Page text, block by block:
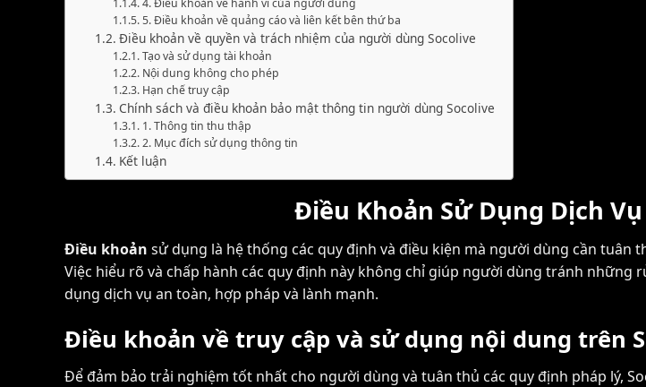
5. Điều khoản về quảng cáo và liên kết bên thứ ba
Điều khoản về quyền và trách nhiệm của người dùng Socolive
Tạo và sử dụng tài khoản
Nội dung không cho phép
Hạn chế truy cập
Chính sách và điều khoản bảo mật thông tin người dùng Socolive
1. Thông tin thu thập
2. Mục đích sử dụng thông tin
Kết luận
Điều Khoản Sử Dụng Dịch
Điều khoản sử dụng là hệ thống các quy định và điều kiện mà người dùng cần tuân
Việc hiểu rõ và chấp hành các quy định này không chỉ giúp người dùng tránh
dụng dịch vụ an toàn, hợp pháp và lành mạnh.
Điều khoản về truy cập và sử dụng nội dung trên
Để đảm bảo trải nghiệm tốt nhất cho người dùng và tuân thủ các quy định pháp lý,